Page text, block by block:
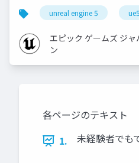
unreal engine 5 ue5
エピック ゲームズ ジャ
ン
各ページのテキスト
1.
未経験者でも